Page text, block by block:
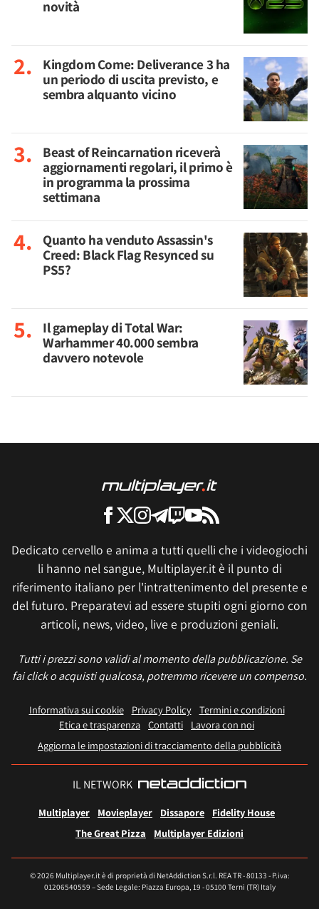
novità
Kingdom Come: Deliverance 3 ha
un periodo di uscita previsto, e
sembra alquanto vicino
Beast of Reincarnation riceverà
aggiornamenti regolari, il primo è
in programma la prossima
settimana
Quanto ha venduto Assassin's
Creed: Black Flag Resynced su
PS5?
Il gameplay di Total War:
Warhammer 40.000 sembra
davvero notevole
Dedicato cervello e anima a tutti quelli che i videogiochi
li hanno nel sangue, Multiplayer.it è il punto di
riferimento italiano per l'intrattenimento del presente e
del futuro. Preparatevi ad essere stupiti ogni giorno con
articoli, news, video, live e produzioni geniali.
Tutti i prezzi sono validi al momento della pubblicazione. Se
fai click o acquisti qualcosa, potremmo ricevere un compenso.
Informativa sui cookie Privacy Policy
Termini e condizioni
Etica e trasparenza Contatti
Lavora con noi
Aggiorna le impostazioni di tracciamento della pubblicità
IL NETWORK
Multiplayer Movieplayer Dissapore
Fidelity House
The Great Pizza
Multiplayer Edizioni
© 2026 Multiplayer.it è di proprietà di NetAddiction S.r.l. REA TR - 80133 - P.iva:
01206540559 – Sede Legale: Piazza Europa, 19 - 05100 Terni (TR) Italy